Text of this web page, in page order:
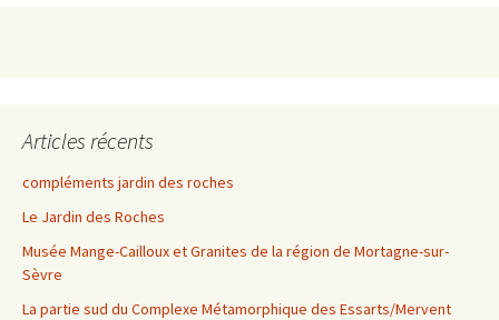
Articles récents
compléments jardin des roches
Le Jardin des Roches
Musée Mange-Cailloux et Granites de la région de Mortagne-sur-
Sèvre
La partie sud du Complexe Métamorphique des Essarts/Mervent